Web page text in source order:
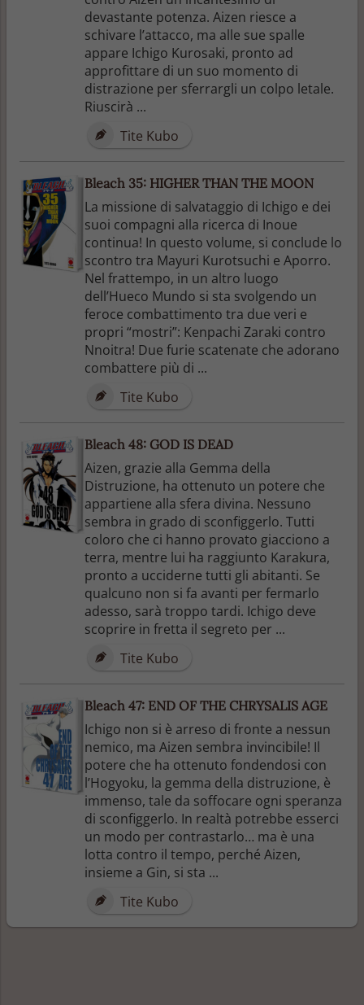
devastante potenza. Aizen riesce a
schivare l’attacco, ma alle sue spalle
appare Ichigo Kurosaki, pronto ad
approfittare di un suo momento di
distrazione per sferrargli un colpo letale.
Riuscirà ...
Tite Kubo
Bleach 35: HIGHER THAN THE MOON
La missione di salvataggio di Ichigo e dei
suoi compagni alla ricerca di Inoue
continua! In questo volume, si conclude lo
scontro tra Mayuri Kurotsuchi e Aporro.
Nel frattempo, in un altro luogo
dell’Hueco Mundo si sta svolgendo un
feroce combattimento tra due veri e
propri “mostri”: Kenpachi Zaraki contro
Nnoitra! Due furie scatenate che adorano
combattere più di ...
Tite Kubo
Bleach 48: GOD IS DEAD
Aizen, grazie alla Gemma della
Distruzione, ha ottenuto un potere che
appartiene alla sfera divina. Nessuno
sembra in grado di sconfiggerlo. Tutti
coloro che ci hanno provato giacciono a
terra, mentre lui ha raggiunto Karakura,
pronto a ucciderne tutti gli abitanti. Se
qualcuno non si fa avanti per fermarlo
adesso, sarà troppo tardi. Ichigo deve
scoprire in fretta il segreto per ...
Tite Kubo
Bleach 47: END OF THE CHRYSALIS AGE
Ichigo non si è arreso di fronte a nessun
nemico, ma Aizen sembra invincibile! Il
potere che ha ottenuto fondendosi con
l’Hogyoku, la gemma della distruzione, è
immenso, tale da soffocare ogni speranza
di sconfiggerlo. In realtà potrebbe esserci
un modo per contrastarlo… ma è una
lotta contro il tempo, perché Aizen,
insieme a Gin, si sta ...
Tite Kubo